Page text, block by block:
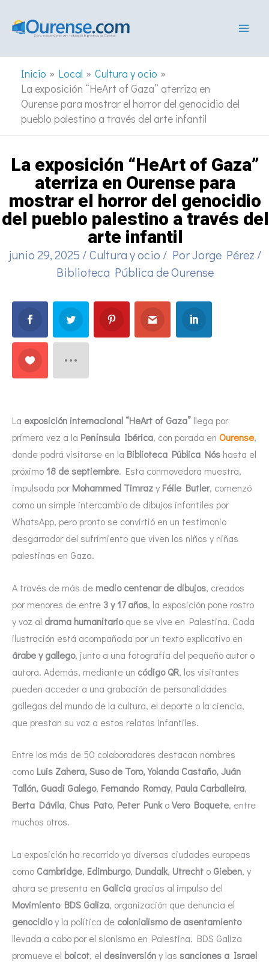
Inicio Local
Cultura y ocio
La exposición “HeArt of Gaza” aterriza en
Ourense para mostrar el horror del genocidio del
pueblo palestino a través del arte infantil
La exposición “HeArt of Gaza”
aterriza en Ourense para
mostrar el horror del genocidio
del pueblo palestino a través del
arte infantil
junio 29, 2025 /Cultura y ocio / PorJorge Pérez /
Biblioteca Pública de Ourense
La exposición internacional “HeArt of Gaza” llega por
primera vez a la Península Ibérica, con parada en Ourense,
donde podrá visitarse en la Biblioteca Pública Nós hasta el
próximo18 de septiembre. Esta conmovedora muestra,
impulsada porMohammed Timrazy Féile Butler, comenzó
como un simple intercambio de dibujos infantiles por
WhatsApp, pero pronto se convirtió en un testimonio
desgarrador del sufrimiento que viven los niños y niñas
palestinas en Gaza.
A través de más de medio centenar de dibujos, creados
por menores de entre 3 y 17 años, la exposición pone rostro
y voz al drama humanitarioque se vive en Palestina. Cada
ilustración está acompañada por un texto explicativo en
árabe y gallego, junto a una fotografía del pequeño autor o
autora. Además, mediante un código QR, los visitantes
pueden acceder a una grabación de personalidades
gallegas del mundo de la cultura, el deporte o la ciencia,
que prestan su voz a estos relatos infantiles.
Entre los más de 50 colaboradores destacan nombres
como Luis Zahera, Suso de Toro, Yolanda Castaño, Juán
Tallón, Guadi Galego, Fernando Romay, Paula Carballeira,
Berta Dávila, Chus Pato, Peter PunkoVero Boquete, entre
muchos otros.
La exposición ha recorrido ya diversas ciudades europeas
como Cambridge, Edimburgo, Dundalk, Utrecht o Gieben, y
ahora se presenta en Galicia gracias al impulso del
Movimiento BDS Galiza, organización que denuncia el
genocidioy la política de colonialismo de asentamiento
llevada a cabo por el sionismo en Palestina. BDS Galiza
promueve el boicot, el desinversióny las sanciones a Israel